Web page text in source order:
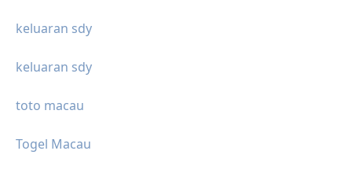
keluaran sdy
keluaran sdy
toto macau
Togel Macau